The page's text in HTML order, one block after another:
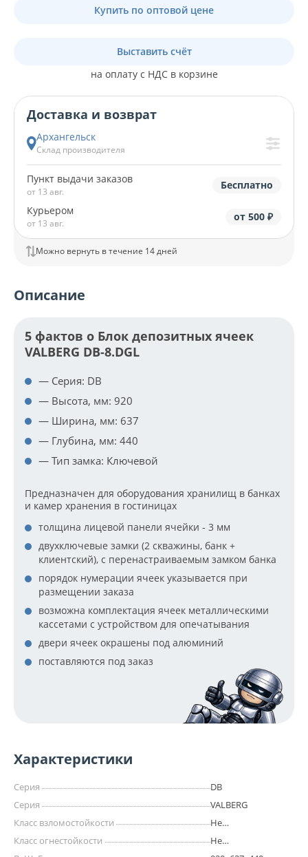
Купить по оптовой цене
Выставить счёт
на оплату с НДС в корзине
Доставка и возврат
Архангельск
Склад производителя
Пункт выдачи заказов
от 13 авг.
Бесплатно
Курьером
от 13 авг.
от 500 ₽
Можно вернуть в течение 14 дней
Описание
5 фактов о Блок депозитных ячеек
VALBERG DB-8.DGL
— Серия: DB
— Высота, мм: 920
— Ширина, мм: 637
— Глубина, мм: 440
— Тип замка: Ключевой
Предназначен для оборудования хранилищ в банках
и камер хранения в гостиницах
толщина лицевой панели ячейки - 3 мм
двухключевые замки (2 скважины, банк +
клиентский), с перенастраиваемым замком банка
порядок нумерации ячеек указывается при
размещении заказа
возможна комплектация ячеек металлическими
кассетами с устройством для опечатывания
двери ячеек окрашены под алюминий
поставляются под заказ
Характеристики
Серия
DB
Серия
VALBERG
Класс взломостойкости
Не
Класс огнестойкости
Не